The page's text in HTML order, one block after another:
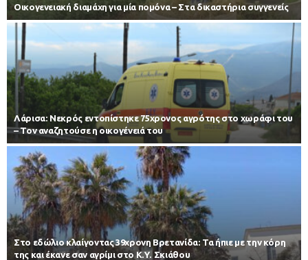
Οικογενειακή διαμάχη για μία πομόνα – Στα δικαστήρια συγγενείς
Λάρισα: Νεκρός εντοπίστηκε 75χρονος αγρότης στο χωράφι του
– Toν αναζητούσε η οικογένειά του
Στο εδώλιο κλαίγοντας 39χρονη Βρετανίδα: Τα ήπιε με την κόρη
της και έκανε σαν αγρίμι στο Κ.Υ. Σκιάθου